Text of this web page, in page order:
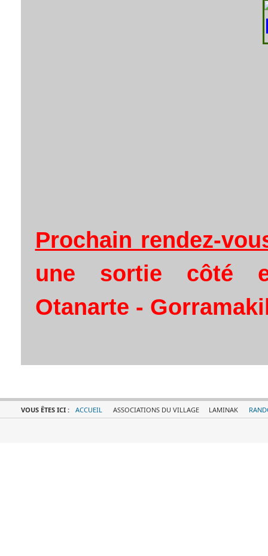
Prochain rendez-
une sortie côté
Otanarte -
VOUS ÊTES ICI : ACCUEIL ASSOCIATIONS DU VILLAGE LAMINAK